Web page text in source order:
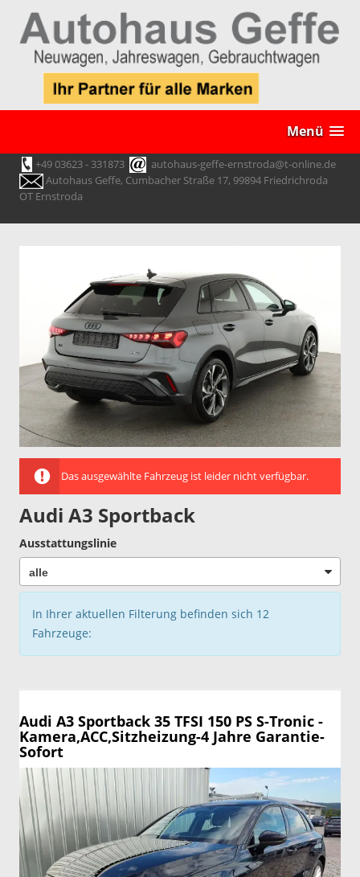
Menü
+49 03623 - 331873
autohaus-geffe-ernstroda@t-online.de
Autohaus Geffe, Cumbacher Straße 17, 99894 Friedrichroda
OT Ernstroda
Das ausgewählte Fahrzeug ist leider nicht verfügbar.
Audi A3 Sportback
Ausstattungslinie
In Ihrer aktuellen Filterung befinden sich 12
Fahrzeuge:
Audi A3 Sportback 35 TFSI 150 PS S-Tronic -
Kamera,ACC,Sitzheizung-4 Jahre Garantie-
Sofort